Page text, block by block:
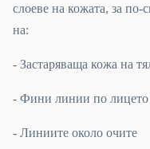
слоеве на кожата, за
на:
- Застаряваща кожа на
- Фини линии по лицето
- Линиите около очите